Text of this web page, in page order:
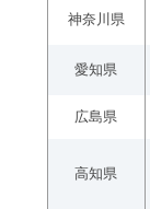
神奈川県
愛知県
広島県
高知県